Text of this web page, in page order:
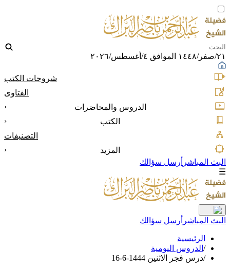
٢١/صفر/١٤٤٨ الموافق ٤/أغسطس/٢٠٢٦
شروحات الكتب
الفتاوى
الدروس والمحاضرات
‹
الكتب
‹
التصنيفات
المزيد
‹
البث المباشر أرسل سؤالك
☰
البث المباشر أرسل سؤالك
الرئيسية
/ الدروس اليومية
/درس فجر الاثنين 1444-6-16